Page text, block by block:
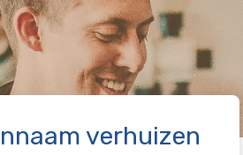
verhuizen